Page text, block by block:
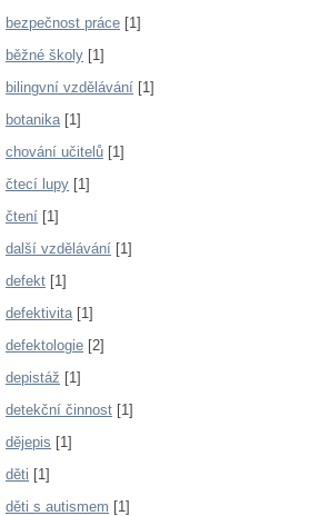
bezpečnost práce [1]
běžné školy [1]
bilingvní vzdělávání [1]
botanika[1]
chování učitelů [1]
čtecí lupy [1]
čtení [1]
další vzdělávání [1]
defekt [1]
defektivita[1]
defektologie [2]
depistáž [1]
detekční činnost [1]
dějepis [1]
děti [1]
děti s autismem [1]